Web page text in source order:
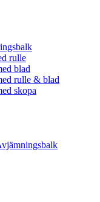
rulle
blad
rulle & blad
skopa